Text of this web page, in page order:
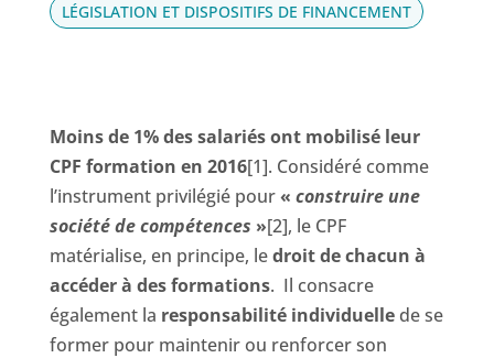
LÉGISLATION ET DISPOSITIFS DE FINANCEMENT
Moins de 1% des salariés ont mobilisé leur
CPF formation en 2016[1]. Considéré comme
l’instrument privilégié pour« construire une
société de compétences »[2], le CPF
matérialise, en principe, ledroit de chacun à
accéder à des formations. Il consacre
également la responsabilité individuelle de se
former pour maintenir ou renforcer son